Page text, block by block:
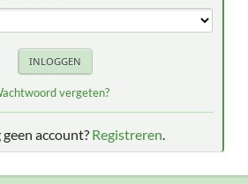
vergeten?
account? Registreren